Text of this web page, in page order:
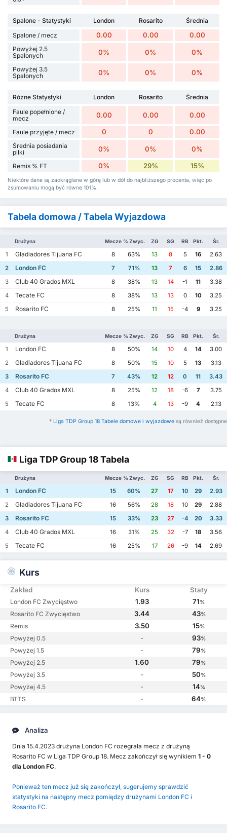
Spalone - Statystyki London Rosarito
Średnia
Spalone / mecz
0.00 0.00 0.00
Powyżej 2.5
Spalonych
0% 0% 0%
Powyżej 3.5
Spalonych
0% 0% 0%
Różne Statystyki London Rosarito
Średnia
Faule popełnione /
mecz
0.00 0.00 0.00
Faule przyjęte / mecz 0 0 0.00
Średnia posiadania
piłki
0% 0% 0%
Remis % FT 0% 29% 15%
Niektóre dane są zaokrąglane w górę lub w dół do najbliższego procenta, więc po
zsumowaniu mogą być równe 101%.
Tabela domowa / Tabela Wyjazdowa
Drużyna Mecze % Zwyc. ZG SG RB Pkt. Śr.
1 Gladiadores Tijuana FC 8 63% 13 8 5 16
2.63
2
London FC 7 71% 13 7 6 15
2.86
3
Club 40 Grados MXL 8 38% 13 14 -1 11
3.38
4
Tecate FC 8 38% 13 13 0 10
3.25
5
Rosarito FC 8 25% 11 15 -4 9 3.25
Drużyna Mecze % Zwyc. ZG SG RB Pkt. Śr.
1 London FC 8 50% 14 10 4 14
3.00
2
Gladiadores Tijuana FC 8 50% 15 10 5 13
3.13
3
Rosarito FC 7 43% 12 12 0 11
3.43
4
Club 40 Grados MXL 8 25% 12 18 -6 7
3.75
5
Tecate FC 8 13% 4 13 -9 4 2.13
* Liga TDP Group 18 Tabele domowe i wyjazdowe są również dostępne
Liga TDP Group 18 Tabela
Drużyna Mecze % Zwyc. ZG SG RB Pkt. Śr.
1 London FC 15 60% 27 17 10 29
2.93
2
Gladiadores Tijuana FC 16 56% 28 18 10 29
2.88
3
Rosarito FC 15 33% 23 27 -4 20
3.33
4
Club 40 Grados MXL 16 31% 25 32 -7 18
3.56
5
Tecate FC 16 25% 17 26 -9 14 2.69
Kurs
Zakład Kurs Staty
London FC Zwycięstwo 1.93 71%
Rosarito FC Zwycięstwo 3.44 43%
Remis 3.50 15%
Powyżej 0.5 - 93%
Powyżej 1.5 - 79%
Powyżej 2.5 1.60 79%
Powyżej 3.5 - 50%
Powyżej 4.5 - 14%
BTTS - 64%
Analiza
Dnia 15.4.2023 drużyna London FC rozegrała mecz z drużyną
Rosarito FC w Liga TDP Group 18. Mecz zakończył się wynikiem 1 - 0
dla London FC.
Ponieważ ten mecz już się zakończył, sugerujemy sprawdzić
statystyki na następny mecz pomiędzy drużynami London FC i
Rosarito FC.